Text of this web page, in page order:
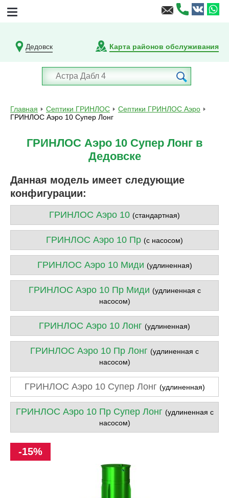
Дедовск Карта районов обслуживания
Главная Септики ГРИНЛОС
Септики ГРИНЛОС Аэро
ГРИНЛОС Аэро 10 Супер Лонг
ГРИНЛОС Аэро 10 Супер Лонг в
Дедовске
Данная модель имеет следующие
конфигурации:
ГРИНЛОС Аэро 10 (стандартная)
ГРИНЛОС Аэро 10 Пр (с насосом)
ГРИНЛОС Аэро 10 Миди (удлиненная)
ГРИНЛОС Аэро 10 Пр Миди (удлиненная с
насосом)
ГРИНЛОС Аэро 10 Лонг (удлиненная)
ГРИНЛОС Аэро 10 Пр Лонг (удлиненная с
насосом)
ГРИНЛОС Аэро 10 Супер Лонг (удлиненная)
ГРИНЛОС Аэро 10 Пр Супер Лонг (удлиненная с
насосом)
-15%